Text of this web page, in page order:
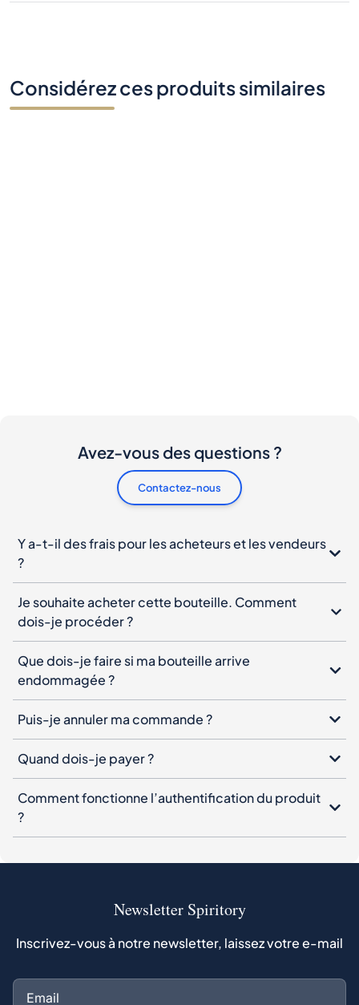
Considérez ces produits similaires
Avez-vous des questions ?
Contactez-nous
Y a-t-il des frais pour les acheteurs et les vendeurs
?
Je souhaite acheter cette bouteille. Comment
dois-je procéder ?
Que dois-je faire si ma bouteille arrive
endommagée ?
Puis-je annuler ma commande ?
Quand dois-je payer ?
Comment fonctionne l’authentification du produit
?
Newsletter Spiritory
Inscrivez-vous à notre newsletter, laissez votre e-mail